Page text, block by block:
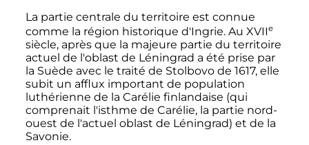
La partie centrale du territoire est connue
comme la région historique d'Ingrie. Au XVIIe
siècle, après que la majeure partie du territoire
actuel de l'oblast de Léningrad a été prise par
la Suède avec le traité de Stolbovo de 1617, elle
subit un afflux important de population
luthérienne de la Carélie finlandaise (qui
comprenait l'isthme de Carélie, la partie nord-
ouest de l'actuel oblast de Léningrad) et de la
Savonie.